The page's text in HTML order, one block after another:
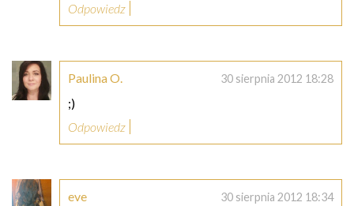
Odpowiedz
Paulina O. 30 sierpnia 2012 18:28
;)
Odpowiedz
eve 30 sierpnia 2012 18:34